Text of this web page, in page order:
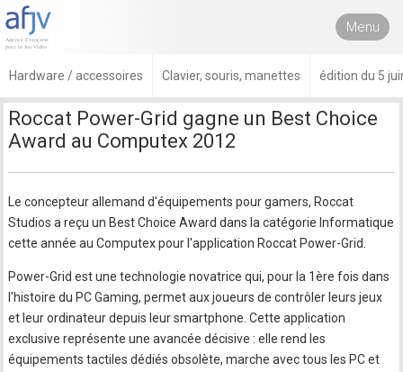
Menu
Hardware / accessoires Clavier, souris, manettes édition du 5
Roccat Power-Grid gagne un Best Choice
Award au Computex 2012
Le concepteur allemand d'équipements pour gamers, Roccat
Studios a reçu un Best Choice Award dans la catégorie Informatique
cette année au Computex pour l'application Roccat Power-Grid.
Power-Grid est une technologie novatrice qui, pour la 1ère fois dans
l'histoire du PC Gaming, permet aux joueurs de contrôler leurs jeux
et leur ordinateur depuis leur smartphone. Cette application
exclusive représente une avancée décisive : elle rend les
équipements tactiles dédiés obsolète, marche avec tous les PC et